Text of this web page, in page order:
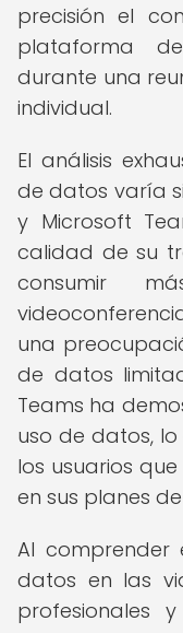
precisión el
plataforma
durante una
individual.
El análisis
de datos varía
y Microsoft
calidad de su
consumir
una
de datos
Teams ha
uso de datos,
los usuarios
en sus planes
Al
datos en las
profesionales